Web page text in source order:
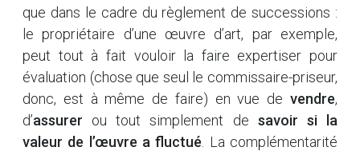
que dans le cadre du règlement de successions :
le propriétaire d’une œuvre d’art, par exemple,
peut tout à fait vouloir la faire expertiser pour
évaluation (chose que seul le commissaire-priseur,
donc, est à même de faire) en vue de vendre,
d’assurer ou tout simplement de savoir si la
valeur de l’œuvre a fluctué . La complémentarité